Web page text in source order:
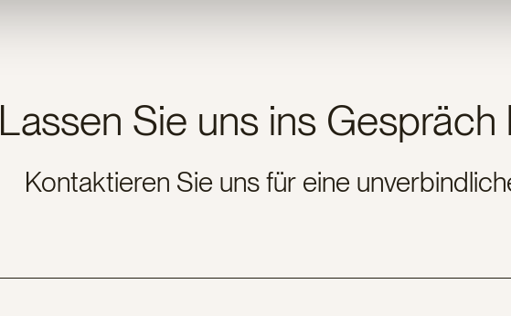
Lassen Sie uns ins Gespräch
Kontaktieren Sie uns für eine